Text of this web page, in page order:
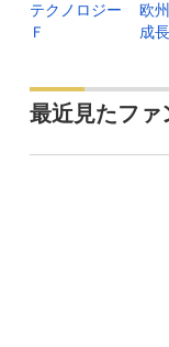
2024年01
2023年11
テクノロジー
Ｆ
欧
成
最近見たファ